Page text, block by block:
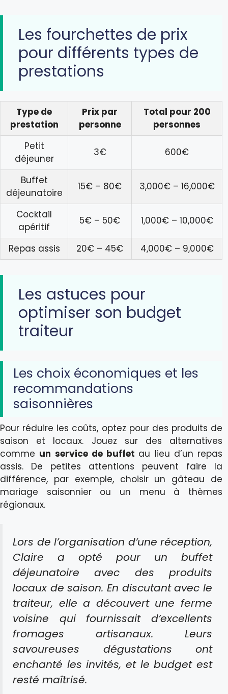
Les fourchettes de prix
pour différents types de
prestations
Type de
prestation
Prix par
personne
Total pour 200
personnes
Petit
déjeuner
3€ 600€
Buffet
déjeunatoire
15€ – 80€ 3,000€ – 16,000€
Cocktail
apéritif
5€ – 50€ 1,000€ – 10,000€
Repas assis 20€ – 45€ 4,000€ – 9,000€
Les astuces pour
optimiser son budget
traiteur
Les choix économiques et les
recommandations
saisonnières
Pour réduire les coûts, optez pour des produits de
saison et locaux. Jouez sur des alternatives
comme un service de buffet au lieu d’un repas
assis. De petites attentions peuvent faire la
différence, par exemple, choisir un gâteau de
mariage saisonnier ou un menu à thèmes
régionaux.
Lors de l’organisation d’une réception,
Claire a opté pour un buffet
déjeunatoire avec des produits
locaux de saison. En discutant avec le
traiteur, elle a découvert une ferme
voisine qui fournissait d’excellents
fromages artisanaux. Leurs
savoureuses dégustations ont
enchanté les invités, et le budget est
resté maîtrisé.